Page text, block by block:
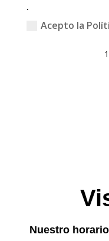
.
Acepto la
Nuestro